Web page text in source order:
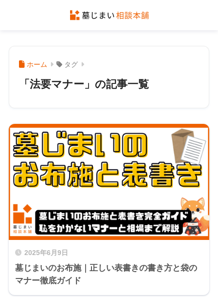
ホーム タグ
「法要マナー」の記事一覧
2025年6月9日
墓じまいのお布施｜正しい表書きの書き方と袋の
マナー徹底ガイド